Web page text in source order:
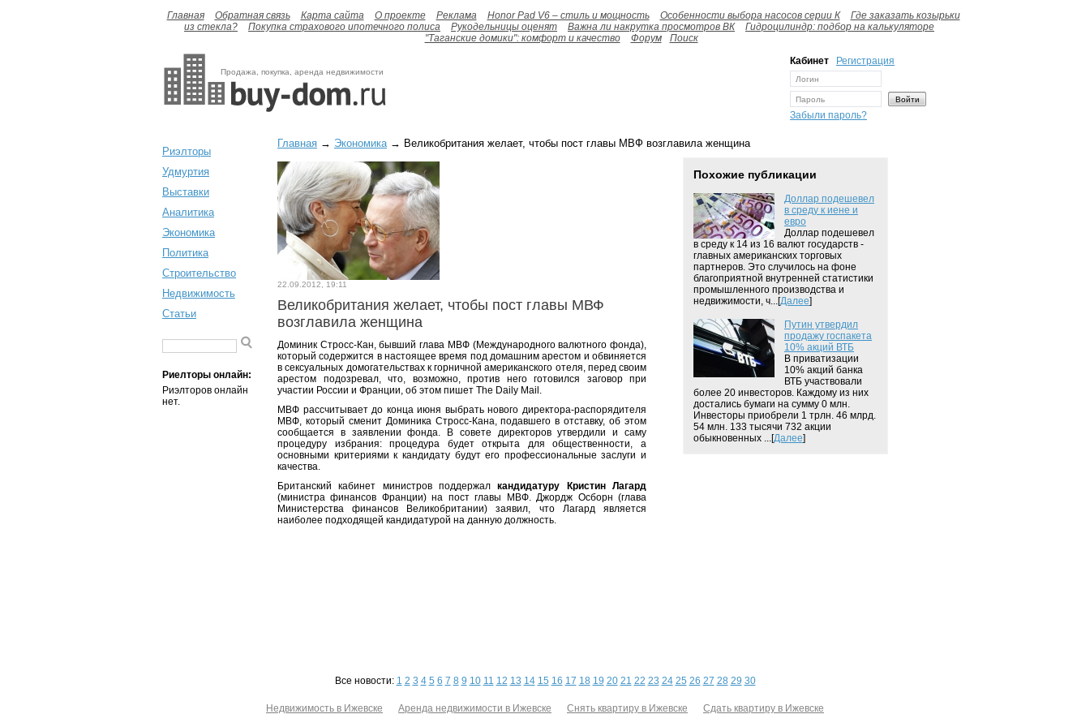
Главная Обратная связь Карта сайта О проекте Реклама Honor Pad V6 – стиль и мощность Особенности выбора насосов серии К
Где заказать козырьки
из стекла?
Покупка страхового ипотечного полиса Рукодельницы оценят Важна ли накрутка просмотров ВК
Гидроцилиндр: подбор на калькуляторе
"Таганские домики": комфорт и качество
Форум Поиск
Продажа, покупка, аренда недвижимости
Кабинет Регистрация
Забыли пароль?
Риэлторы
Удмуртия
Выставки
Аналитика
Экономика
Политика
Строительство
Недвижимость
Статьи
Риелторы онлайн:
Риэлторов онлайн
нет.
Главная → Экономика→ Великобритания желает, чтобы пост главы МВФ возглавила женщина
22.09.2012, 19:11
Великобритания желает, чтобы пост главы МВФ
возглавила женщина
Доминик Стросс-Кан, бывший глава МВФ (Международного валютного фонда),
который содержится в настоящее время под домашним арестом и обвиняется
в сексуальных домогательствах к горничной американского отеля, перед своим
арестом подозревал, что, возможно, против него готовился заговор при
участии России и Франции, об этом пишет The Daily Mail.
МВФ рассчитывает до конца июня выбрать нового директора-распорядителя
МВФ, который сменит Доминика Стросс-Кана, подавшего в отставку, об этом
сообщается в заявлении фонда. В совете директоров утвердили и саму
процедуру избрания: процедура будет открыта для общественности, а
основными критериями к кандидату будут его профессиональные заслуги и
качества.
Британский кабинет министров поддержалкандидатуру Кристин Лагард
(министра финансов Франции) на пост главы МВФ. Джордж Осборн (глава
Министерства финансов Великобритании) заявил, что Лагард является
наиболее подходящей кандидатурой на данную должность.
Похожие публикации
Доллар подешевел
в среду к иене и
евро
Доллар подешевел
в среду к 14 из 16 валют государств -
главных американских торговых
партнеров. Это случилось на фоне
благоприятной внутренней статистики
промышленного производства и
недвижимости, ч...[Далее]
Путин утвердил
продажу госпакета
10% акций ВТБ
В приватизации
10% акций банка
ВТБ участвовали
более 20 инвесторов. Каждому из них
достались бумаги на сумму 0 млн.
Инвесторы приобрели 1 трлн. 46 млрд.
54 млн. 133 тысячи 732 акции
обыкновенных ...[Далее]
Все новости: 1 2 3 4 5 6 7 8 9 10 11 12 13 14 15 16 17 18 19 20 21 22 23 24 25 26 27 28 29 30
Недвижимость в Ижевске Аренда недвижимости в Ижевске Снять квартиру в Ижевске Сдать квартиру в Ижевске